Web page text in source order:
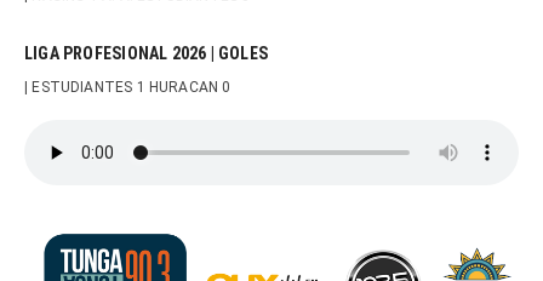
LIGA PROFESIONAL 2026 | GOLES
| ESTUDIANTES 1 HURACAN 0